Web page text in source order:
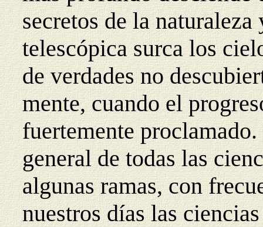
secretos de la
telescópica surca los
de verdades no
mente, cuando el
fuertemente
general de todas las
algunas ramas, con
nuestros días las